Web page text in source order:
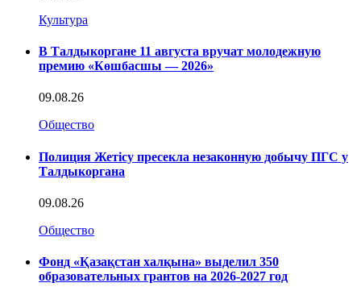
Культура
В Талдыкоргане 11 августа вручат молодежную
премию «Көшбасшы — 2026»
09.08.26
Общество
Полиция Жетісу пресекла незаконную добычу ПГС у
Талдыкоргана
09.08.26
Общество
Фонд «Қазақстан халқына» выделил 350
образовательных грантов на 2026-2027 год